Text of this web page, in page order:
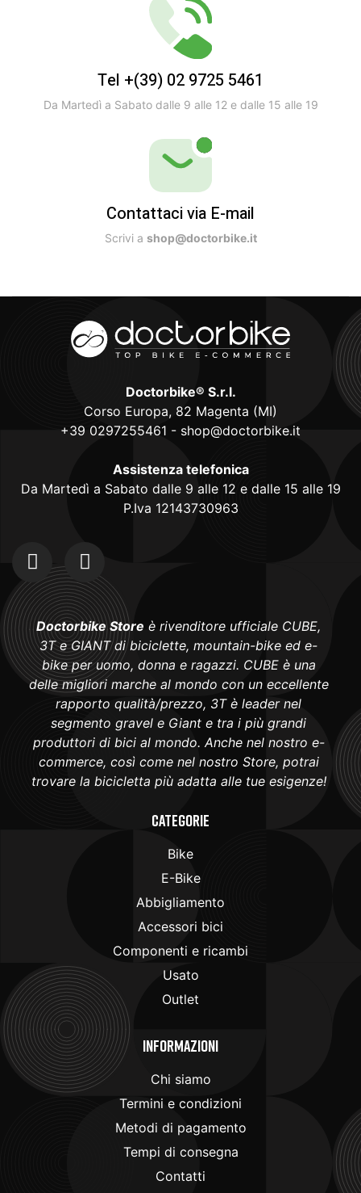
Tel +(39) 02 9725 5461
Da Martedì a Sabato dalle 9 alle 12 e dalle 15 alle 19
Contattaci via E-mail
Scrivi a shop@doctorbike.it
Doctorbike® S.r.l.
Corso Europa, 82 Magenta (MI)
+39 0297255461 - shop@doctorbike.it
Assistenza telefonica
Da Martedì a Sabato dalle 9 alle 12 e dalle 15 alle 19
P.Iva 12143730963
Doctorbike Store è rivenditore ufficiale CUBE,
3T e GIANT di biciclette, mountain-bike ed e-
bike per uomo, donna e ragazzi. CUBE è una
delle migliori marche al mondo con un eccellente
rapporto qualità/prezzo, 3T è leader nel
segmento gravel e Giant e tra i più grandi
produttori di bici al mondo. Anche nel nostro e-
commerce, così come nel nostro Store, potrai
trovare la bicicletta più adatta alle tue esigenze!
Categorie
Bike
E-Bike
Abbigliamento
Accessori bici
Componenti e ricambi
Usato
Outlet
Informazioni
Chi siamo
Termini e condizioni
Metodi di pagamento
Tempi di consegna
Contatti